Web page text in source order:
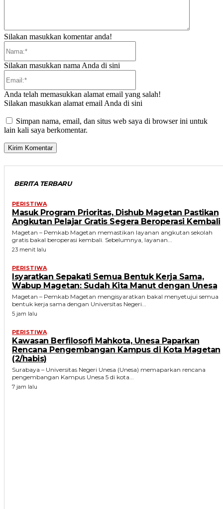
Silakan masukkan komentar anda!
Silakan masukkan nama Anda di sini
Anda telah memasukkan alamat email yang salah!
Silakan masukkan alamat email Anda di sini
Simpan nama, email, dan situs web saya di browser ini untuk
lain kali saya berkomentar.
BERITA TERBARU
PERISTIWA
Masuk Program Prioritas, Dishub Magetan Pastikan
Angkutan Pelajar Gratis Segera Beroperasi Kembali
Magetan – Pemkab Magetan memastikan layanan angkutan sekolah
gratis bakal beroperasi kembali. Sebelumnya, layanan...
23 menit lalu
PERISTIWA
Isyaratkan Sepakati Semua Bentuk Kerja Sama,
Wabup Magetan: Sudah Kita Manut dengan Unesa
Magetan – Pemkab Magetan mengisyaratkan bakal menyetujui semua
bentuk kerja sama dengan Universitas Negeri...
5 jam lalu
PERISTIWA
Kawasan Berfilosofi Mahkota, Unesa Paparkan
Rencana Pengembangan Kampus di Kota Magetan
(2/habis)
Surabaya – Universitas Negeri Unesa (Unesa) memaparkan rencana
pengembangan Kampus Unesa 5 di kota...
7 jam lalu